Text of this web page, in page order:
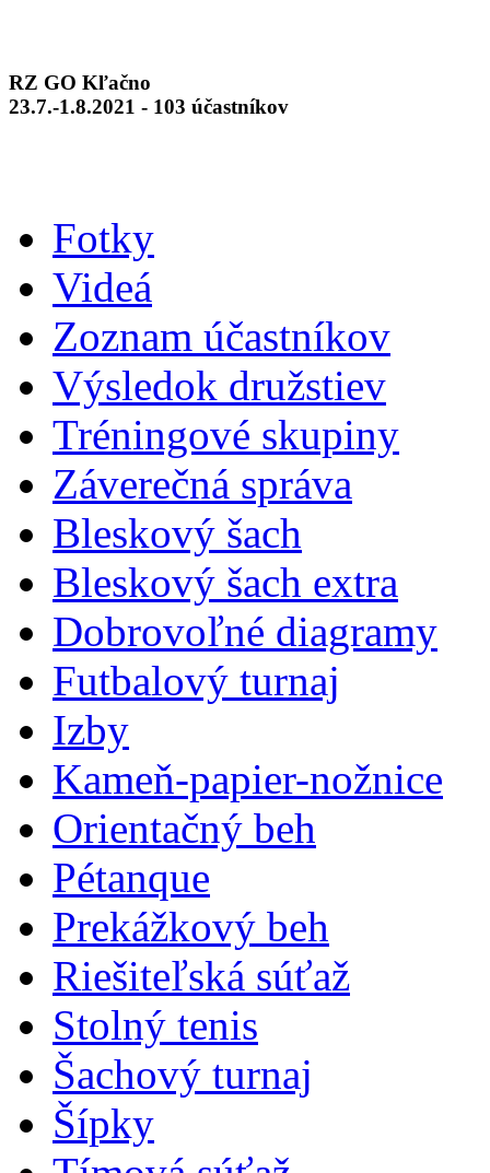
RZ GO Kľačno
23.7.-1.8.2021 - 103 účastníkov
Fotky
Videá
Zoznam účastníkov
Výsledok družstiev
Tréningové skupiny
Záverečná správa
Bleskový šach
Bleskový šach extra
Dobrovoľné diagramy
Futbalový turnaj
Izby
Kameň-papier-nožnice
Orientačný beh
Pétanque
Prekážkový beh
Riešiteľská súťaž
Stolný tenis
Šachový turnaj
Šípky